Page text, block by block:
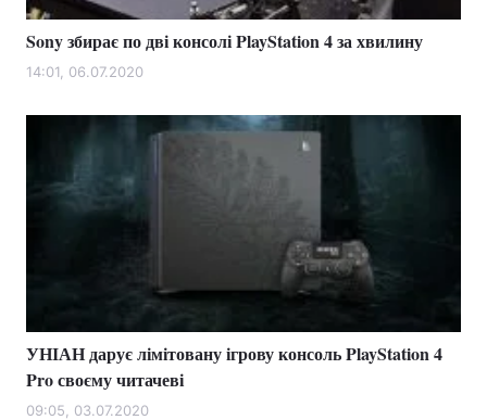
Sony збирає по дві консолі PlayStation 4 за хвилину
14:01, 06.07.2020
УНІАН дарує лімітовану ігрову консоль PlayStation 4
Pro своєму читачеві
09:05, 03.07.2020